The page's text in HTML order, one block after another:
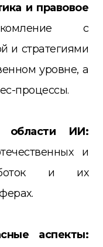
и правовое
с
и стратегиями
уровне, а
процессы.
ИИ:
и
и их
аспекты: